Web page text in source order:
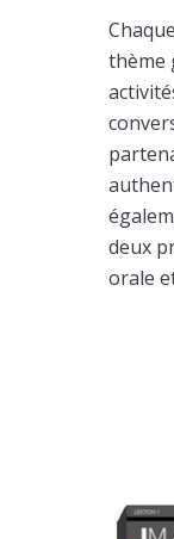
thème
deux
orale